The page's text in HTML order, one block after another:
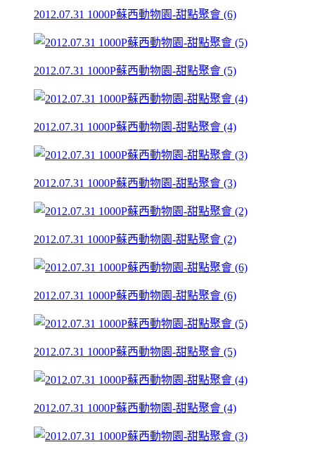
2012.07.31 1000P蘇西動物園-甜點聚會 (6)
2012.07.31 1000P蘇西動物園-甜點聚會 (5)
2012.07.31 1000P蘇西動物園-甜點聚會 (4)
2012.07.31 1000P蘇西動物園-甜點聚會 (3)
2012.07.31 1000P蘇西動物園-甜點聚會 (2)
2012.07.31 1000P蘇西動物園-甜點聚會 (6)
2012.07.31 1000P蘇西動物園-甜點聚會 (5)
2012.07.31 1000P蘇西動物園-甜點聚會 (4)